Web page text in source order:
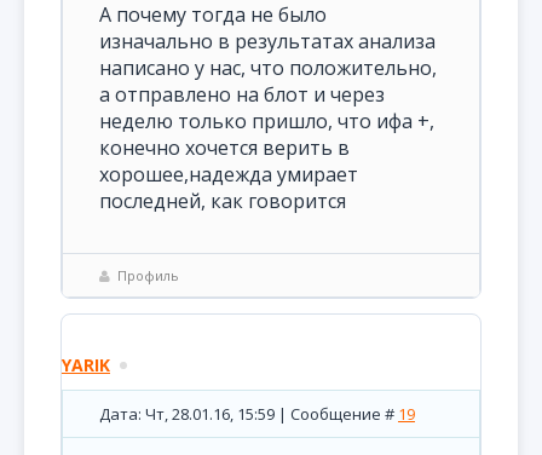
А почему тогда не было
изначально в результатах анализа
написано у нас, что положительно,
а отправлено на блот и через
неделю только пришло, что ифа +,
конечно хочется верить в
хорошее,надежда умирает
последней, как говорится
Профиль
YARIK
Дата: Чт, 28.01.16, 15:59 | Сообщение # 19